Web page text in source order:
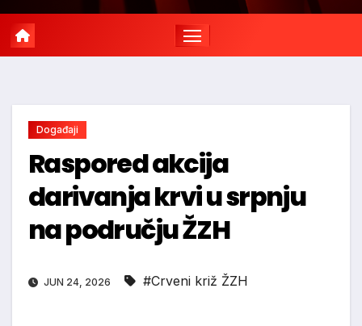
Događaji
Raspored akcija
darivanja krvi u srpnju
na području ŽZH
JUN 24, 2026 #Crveni križ ŽZH